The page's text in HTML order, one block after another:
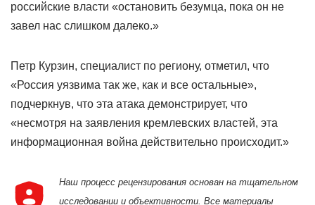
российские власти «остановить безумца, пока он не
завел нас слишком далеко.»
Петр Курзин, специалист по региону, отметил, что
«Россия уязвима так же, как и все остальные»,
подчеркнув, что эта атака демонстрирует, что
«несмотря на заявления кремлевских властей, эта
информационная война действительно происходит.»
Наш процесс рецензирования основан на тщательном
исследовании и объективности. Все материалы